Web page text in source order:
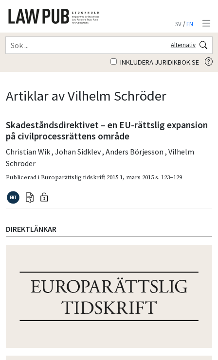
SV/EN
Alternativ
INKLUDERA JURIDIKBOK.SE
Artiklar av Vilhelm Schröder
Skadeståndsdirektivet – en EU-rättslig expansion
på civilprocessrättens område
Christian Wik, Johan Sidklev, Anders Börjesson , Vilhelm
Schröder
Publicerad iEuroparättslig tidskrift 2015 1, mars 2015s. 123–129
DIREKTLÄNKAR